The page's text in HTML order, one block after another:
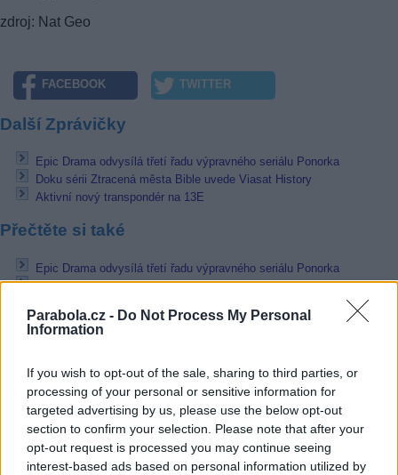
Parabola.cz - Do Not Process My Personal
Information
If you wish to opt-out of the sale, sharing to third parties, or
processing of your personal or sensitive information for
targeted advertising by us, please use the below opt-out
section to confirm your selection. Please note that after your
opt-out request is processed you may continue seeing
interest-based ads based on personal information utilized by
zdroj: Nat Geo
FACEBOOK TWITTER
Další Zprávičky
Epic Drama odvysílá třetí řadu výpravného seriálu Ponorka
Doku sérii Ztracená města Bible uvede Viasat History
Aktivní nový transpondér na 13E
Přečtěte si také
Epic Drama odvysílá třetí řadu výpravného seriálu Ponorka
Doku sérii Ztracená města Bible uvede Viasat History
Reklama
Pracovní nabídky
07.08.2026 -Bosch Powertrain s.r.o. Jihlava • linkový střídač • mzda
48.400 Kč • příspěvek na ubytování (Jihlava, okres Jihlava)
07.08.2026 -
Bosch Powertrain s.r.o. Jihlava • obsluha CNC strojů •
48.400 Kč • náborový bonus 50.000 Kč • příspěvek na ubytování
okres Jihlava)